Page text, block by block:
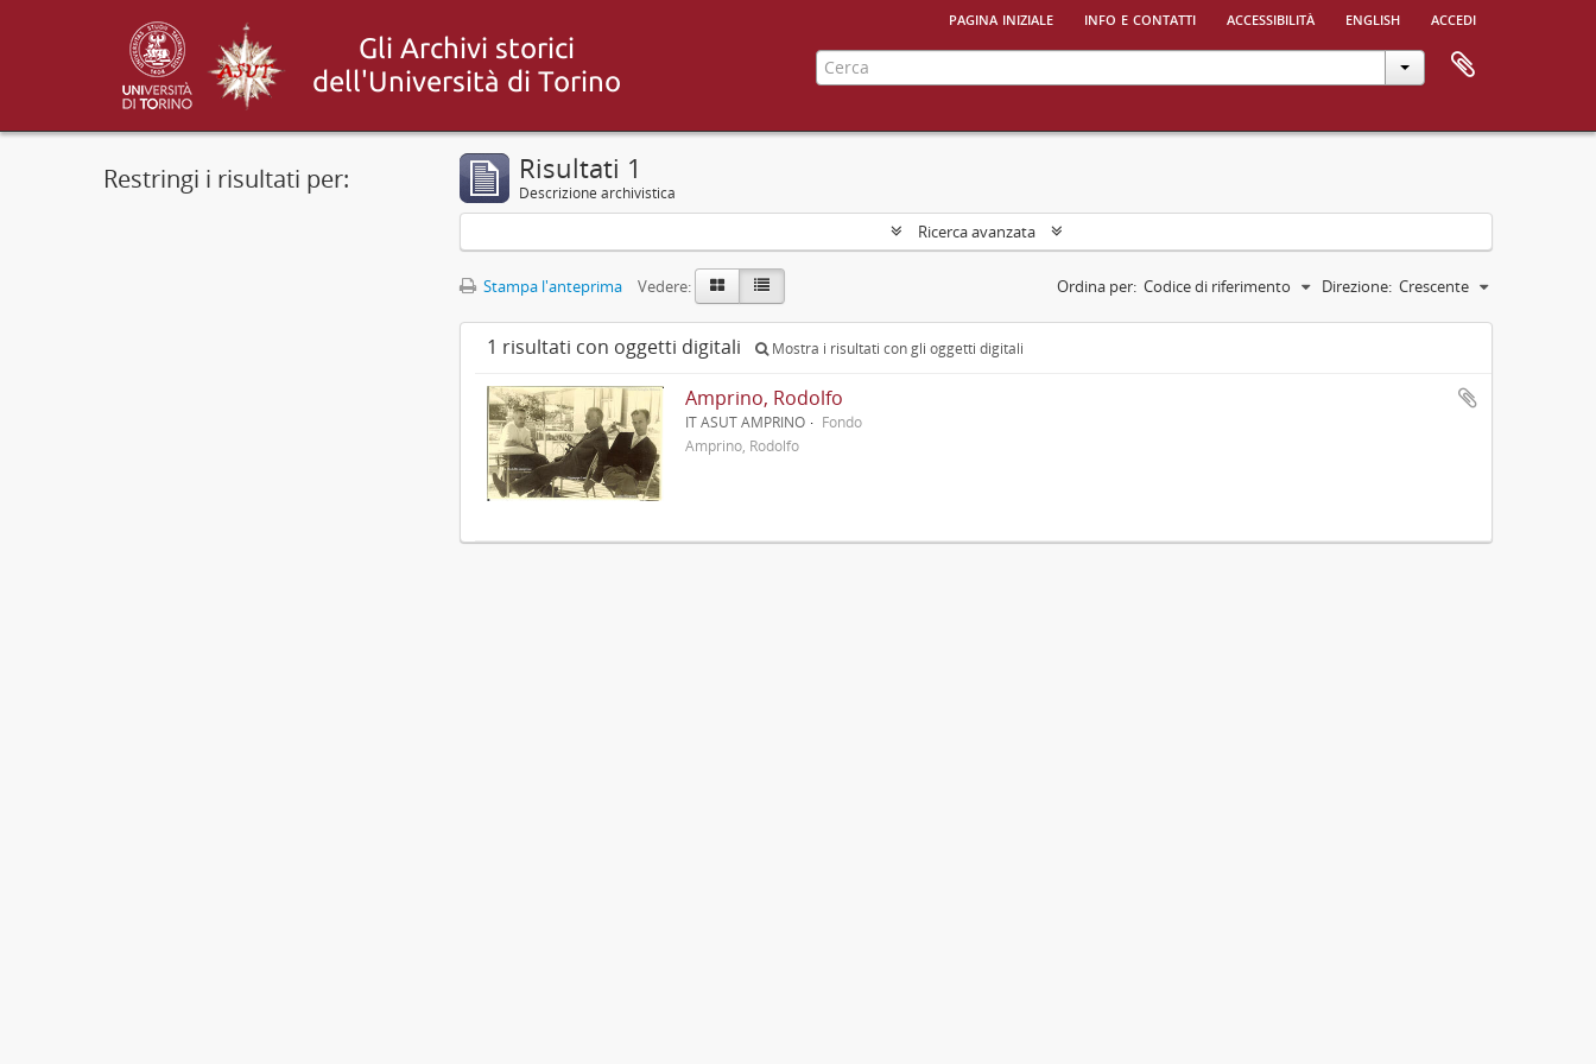
pagina iniziale info e contatti accessibilità english accedi
Restringi i risultati per: Risultati 1
Descrizione archivistica
Ricerca avanzata
Stampa l'anteprima Vedere: Ordina per: Codice di riferimento Direzione: Crescente
1 risultati con oggetti digitali Mostra i risultati con gli oggetti digitali
Amprino, Rodolfo
IT ASUT AMPRINO
Fondo
Amprino, Rodolfo